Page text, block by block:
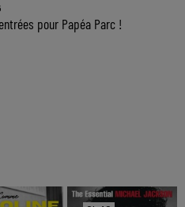
pour Papéa Parc !